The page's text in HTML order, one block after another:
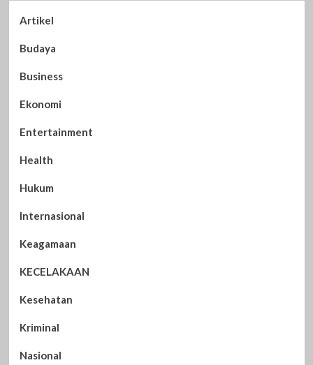
Artikel
Budaya
Business
Ekonomi
Entertainment
Health
Hukum
Internasional
Keagamaan
KECELAKAAN
Kesehatan
Kriminal
Nasional